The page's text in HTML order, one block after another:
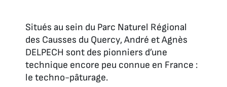
Situés au sein du Parc Naturel Régional
des Causses du Quercy, André et Agnès
DELPECH sont des pionniers d’une
technique encore peu connue en France :
le techno-pâturage.